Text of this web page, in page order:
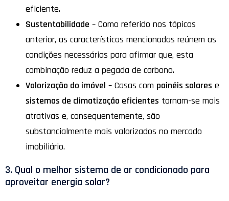
eficiente.
Sustentabilidade – Como referido nos tópicos
anterior, as características mencionadas reúnem as
condições necessárias para afirmar que, esta
combinação reduz a pegada de carbono.
Valorização do imóvel – Casas com painéis solares e
sistemas de climatização eficientes tornam-se mais
atrativas e, consequentemente, são
substancialmente mais valorizados no mercado
imobiliário.
3. Qual o melhor sistema de ar condicionado para
aproveitar energia solar?